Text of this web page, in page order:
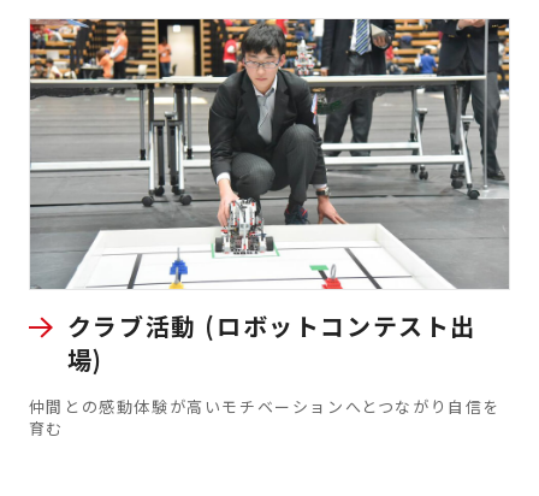
クラブ活動 (ロボットコンテスト出
場)
仲間との感動体験が高いモチベーションへとつながり自信を
育む